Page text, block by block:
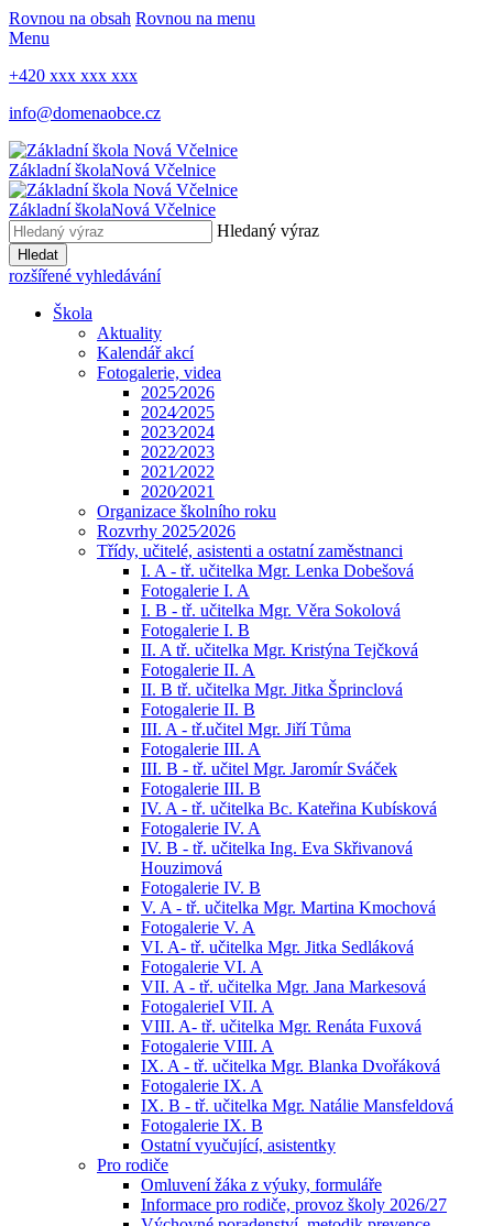
Rovnou na obsah Rovnou na menu
Menu
+420 xxx xxx xxx
info@domenaobce.cz
Základní školaNová Včelnice
Základní školaNová Včelnice
Hledaný výraz
Hledat
rozšířené vyhledávání
Škola
Aktuality
Kalendář akcí
Fotogalerie, videa
2025⁄2026
2024⁄2025
2023⁄2024
2022⁄2023
2021⁄2022
2020⁄2021
Organizace školního roku
Rozvrhy 2025⁄2026
Třídy, učitelé, asistenti a ostatní zaměstnanci
I. A - tř. učitelka Mgr. Lenka Dobešová
Fotogalerie I. A
I. B - tř. učitelka Mgr. Věra Sokolová
Fotogalerie I. B
II. A tř. učitelka Mgr. Kristýna Tejčková
Fotogalerie II. A
II. B tř. učitelka Mgr. Jitka Šprinclová
Fotogalerie II. B
III. A - tř.učitel Mgr. Jiří Tůma
Fotogalerie III. A
III. B - tř. učitel Mgr. Jaromír Sváček
Fotogalerie III. B
IV. A - tř. učitelka Bc. Kateřina Kubísková
Fotogalerie IV. A
IV. B - tř. učitelka Ing. Eva Skřivanová
Houzimová
Fotogalerie IV. B
V. A - tř. učitelka Mgr. Martina Kmochová
Fotogalerie V. A
VI. A- tř. učitelka Mgr. Jitka Sedláková
Fotogalerie VI. A
VII. A - tř. učitelka Mgr. Jana Markesová
FotogalerieI VII. A
VIII. A- tř. učitelka Mgr. Renáta Fuxová
Fotogalerie VIII. A
IX. A - tř. učitelka Mgr. Blanka Dvořáková
Fotogalerie IX. A
IX. B - tř. učitelka Mgr. Natálie Mansfeldová
Fotogalerie IX. B
Ostatní vyučující, asistentky
Pro rodiče
Omluvení žáka z výuky, formuláře
Informace pro rodiče, provoz školy 2026/27